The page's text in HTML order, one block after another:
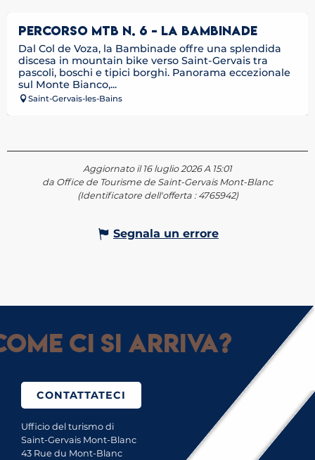
PERCORSO MTB N. 6 - LA BAMBINADE
Dal Col de Voza, la Bambinade offre una splendida
discesa in mountain bike verso Saint-Gervais tra
pascoli, boschi e tipici borghi. Panorama eccezionale
sul Monte Bianco,...
Saint-Gervais-les-Bains
Aggiornato il 16 luglio 2026 A 15:01
da Office de Tourisme de Saint-Gervais Mont-Blanc
(Identificatore dell'offerta : 4765942)
Segnala un errore
ci si arriva?
CONTATTATECI
Ufficio del turismo di
Saint-Gervais Mont-Blanc
43 Rue du Mont-Blanc